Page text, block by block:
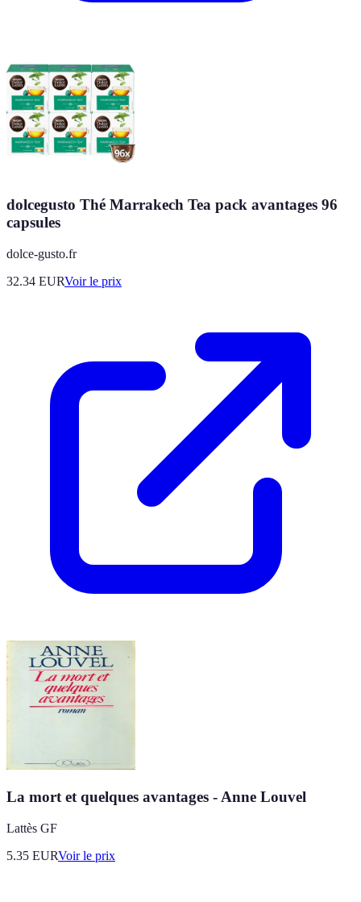
dolcegusto Thé Marrakech Tea pack avantages 96
capsules
dolce-gusto.fr
32.34 EURVoir le prix
La mort et quelques avantages - Anne Louvel
Lattès GF
5.35 EURVoir le prix